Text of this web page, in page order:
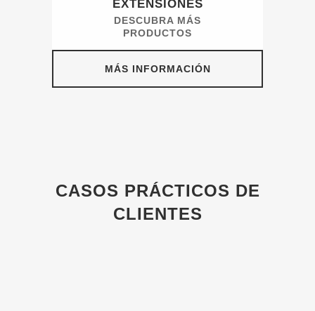
EXTENSIONES
DESCUBRA MÁS
PRODUCTOS
MÁS INFORMACIÓN
CASOS PRÁCTICOS DE
CLIENTES